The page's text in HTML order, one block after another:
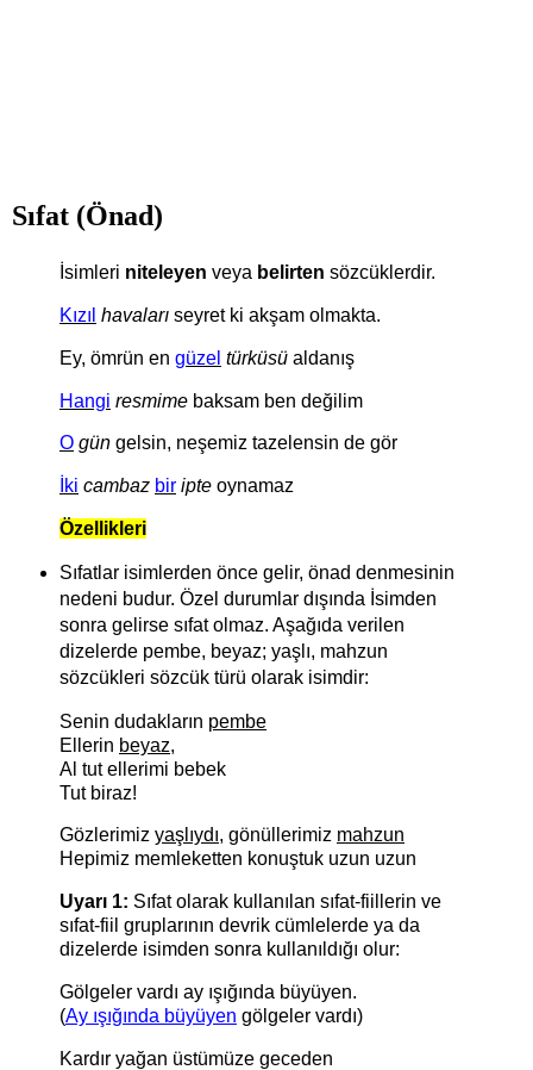
Sıfat (Önad)
İsimleri niteleyen veya belirten sözcüklerdir.
Kızıl havaları seyret ki akşam olmakta.
Ey, ömrün en güzel türküsü aldanış
Hangi resmime baksam ben değilim
O gün gelsin, neşemiz tazelensin de gör
İki cambaz bir ipte oynamaz
Özellikleri
Sıfatlar isimlerden önce gelir, önad denmesinin
nedeni budur. Özel durumlar dışında İsimden
sonra gelirse sıfat olmaz. Aşağıda verilen
dizelerde pembe, beyaz; yaşlı, mahzun
sözcükleri sözcük türü olarak isimdir:
Senin dudakların pembe
Ellerin beyaz,
Al tut ellerimi bebek
Tut biraz!
Gözlerimiz yaşlıydı, gönüllerimiz mahzun
Hepimiz memleketten konuştuk uzun uzun
Uyarı 1: Sıfat olarak kullanılan sıfat-fiillerin ve
sıfat-fiil gruplarının devrik cümlelerde ya da
dizelerde isimden sonra kullanıldığı olur:
Gölgeler vardı ay ışığında büyüyen.
(Ay ışığında büyüyen gölgeler vardı)
Kardır yağan üstümüze geceden